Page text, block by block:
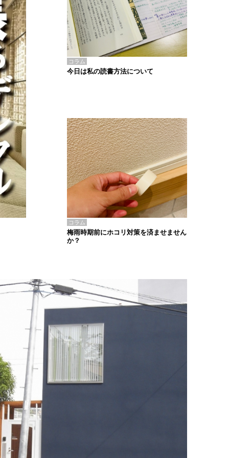
コラム
今日は私の読書方法について
コラム
梅雨時期前にホコリ対策を済ませません
か？